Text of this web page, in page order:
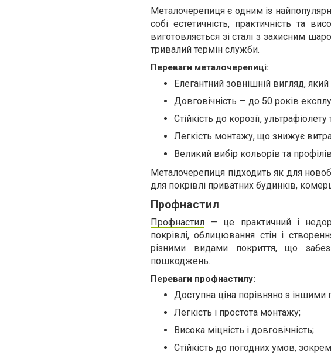
Металочерепиця є одним із
собі естетичність, практичність та
виготовляється зі сталі з захисним
тривалий термін служби.
Переваги металочерепиці:
Елегантний зовнішній вигляд,
Довговічність — до 50 років
Стійкість до корозії,
Легкість монтажу, що знижує
Великий вибір кольорів та
Металочерепиця підходить як для
для покрівлі приватних будинків,
Профнастил
Профнастил — це практичний і
покрівлі, облицювання стін і
різними видами покриття, що
пошкоджень.
Переваги профнастилу:
Доступна ціна порівняно з
Легкість і простота монтажу;
Висока міцність і довговічність;
Стійкість до погодних умов,